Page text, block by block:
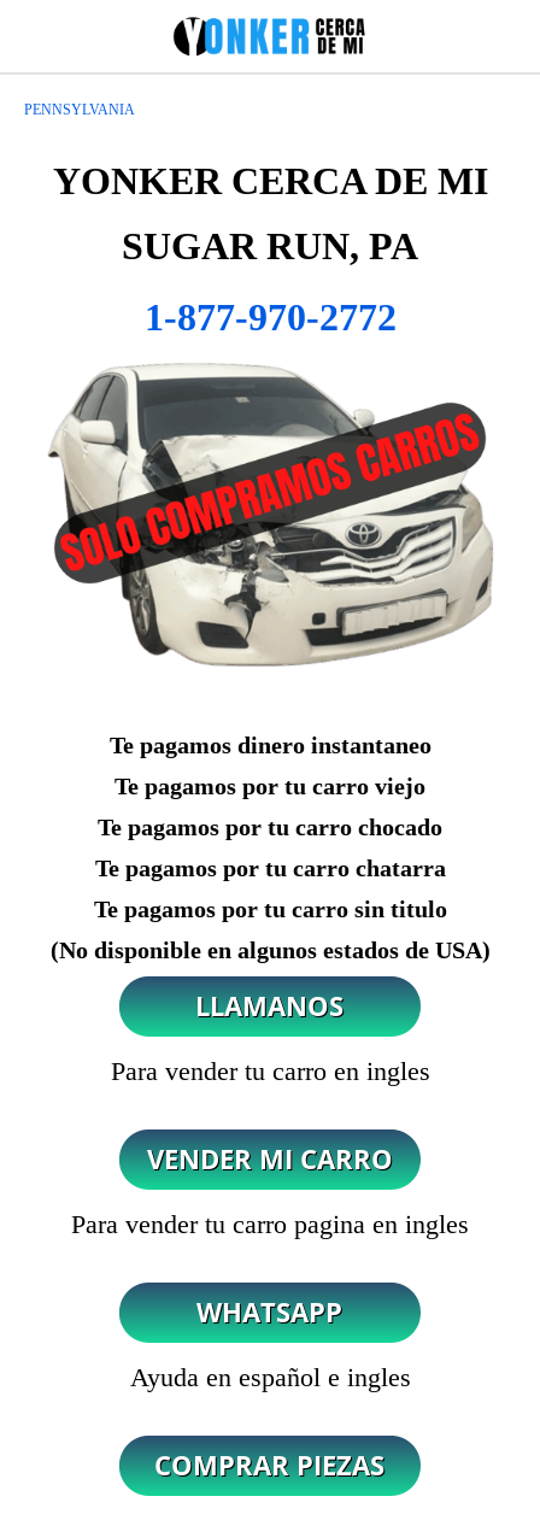
PENNSYLVANIA
YONKER CERCA DE MI
SUGAR RUN, PA
1-877-970-2772
Te pagamos dinero instantaneo
Te pagamos por tu carro viejo
Te pagamos por tu carro chocado
Te pagamos por tu carro chatarra
Te pagamos por tu carro sin titulo
(No disponible en algunos estados de USA)
Para vender tu carro en ingles
Para vender tu carro pagina en ingles
Ayuda en español e ingles